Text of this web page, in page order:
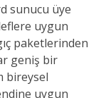
sunucu üye
uygun
paketlerinden
geniş bir
bireysel
uygun